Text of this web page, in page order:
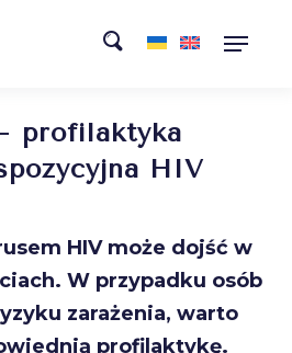
profilaktyka
HIV
HIV może dojść w
W przypadku osób
zarażenia, warto
profilaktykę.